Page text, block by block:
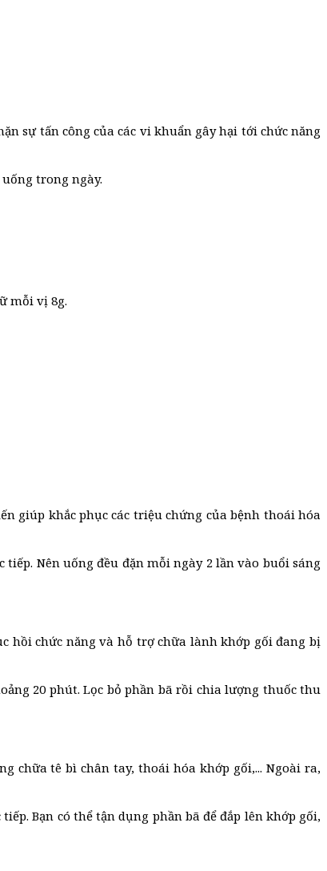
sự tấn công của các vi khuẩn gây hại tới chức năng
trong ngày.
mỗi vị 8g.
giúp khắc phục các triệu chứng của bệnh thoái hóa
Nên uống đều đặn mỗi ngày 2 lần vào buổi sáng
hồi chức năng và hỗ trợ chữa lành khớp gối đang bị
20 phút. Lọc bỏ phần bã rồi chia lượng thuốc thu
chữa tê bì chân tay, thoái hóa khớp gối,... Ngoài ra,
Bạn có thể tận dụng phần bã để đắp lên khớp gối,